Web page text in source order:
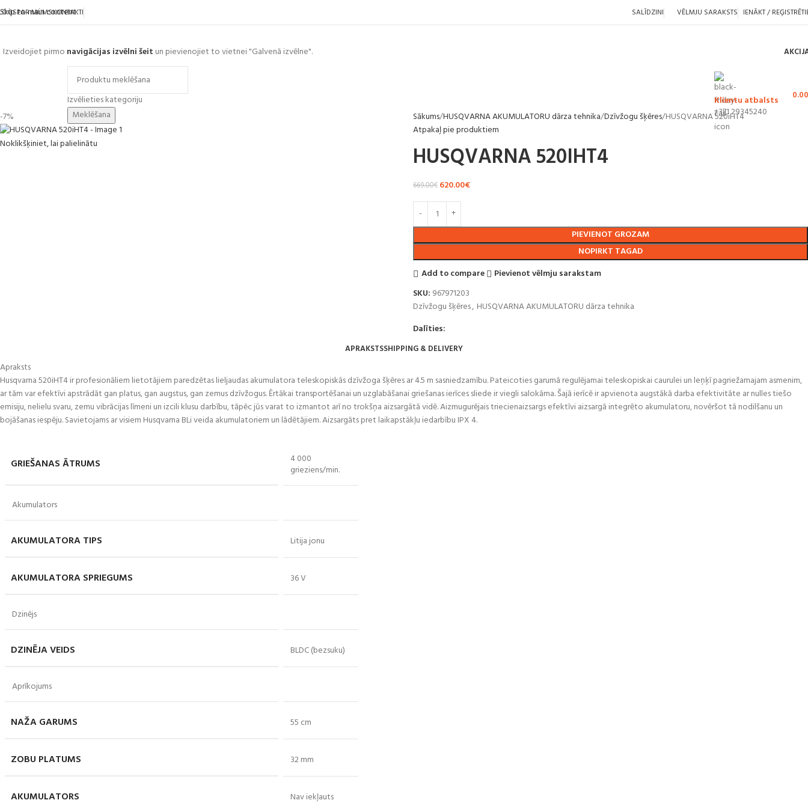
Skip to main content
PAR MUMSKONTAKTI SALĪDZINI VĒLMJU SARAKSTS IENĀKT /
Izveidojiet pirmo navigācijas izvēlni šeit un pievienojiet to vietnei "Galvenā izvēlne".
Izvēlieties kategoriju
Meklēšana
Klientu atbalsts
+371 29345240
0.00
-7%
Noklikšķiniet, lai palielinātu
Sākums HUSQVARNA AKUMULATORU dārza tehnika Dzīvžogu šķēres HUSQVARNA 520iHT4
Atpakaļ pie produktiem
HUSQVARNA 520IHT4
669.00€ 620.00€
PIEVIENOT GROZAM
NOPIRKT TAGAD
Add to compare
Pievienot vēlmju sarakstam
SKU: 967971203
Dzīvžogu šķēres, HUSQVARNA AKUMULATORU dārza tehnika
Dalīties:
APRAKSTSSHIPPING & DELIVERY
Apraksts
Husqvarna 520iHT4 ir profesionāliem lietotājiem paredzētas lieljaudas akumulatora teleskopiskās dzīvžoga šķēres ar 4.5 m sasniedzamību. Pateicoties garumā regulējamai teleskopiskai caurulei un leņķī pagriežamajam asmenim,
ar tām var efektīvi apstrādāt gan platus, gan augstus, gan zemus dzīvžogus. Ērtākai transportēšanai un uzglabāšanai griešanas ierīces sliede ir viegli salokāma. Šajā ierīcē ir apvienota augstākā darba efektivitāte ar nulles tiešo
emisiju, nelielu svaru, zemu vibrācijas līmeni un izcili klusu darbību, tāpēc jūs varat to izmantot arī no trokšņa aizsargātā vidē. Aizmugurējais triecienaizsargs efektīvi aizsargā integrēto akumulatoru, novēršot tā nodilšanu un
bojāšanas iespēju. Savietojams ar visiem Husqvarna BLi veida akumulatoriem un lādētājiem. Aizsargāts pret laikapstākļu iedarbību IPX 4.
GRIEŠANAS ĀTRUMS
4 000
grieziens/min.
Akumulators
AKUMULATORA TIPS Litija jonu
AKUMULATORA SPRIEGUMS 36 V
Dzinējs
DZINĒJA VEIDS BLDC (bezsuku)
Aprīkojums
NAŽA GARUMS 55 cm
ZOBU PLATUMS 32 mm
AKUMULATORS Nav iekļauts